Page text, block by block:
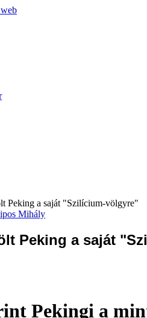
Peking a saját "Szilícium-völgyre"
Mihály
Peking a saját
Pekingi a